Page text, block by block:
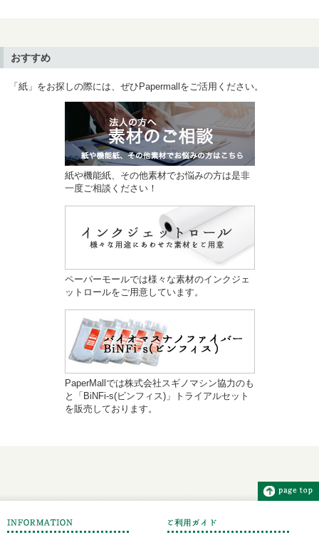
おすすめ
「紙」をお探しの際には、ぜひPapermallをご活用ください。
紙や機能紙、その他素材でお悩みの方は是非
一度ご相談ください！
ペーパーモールでは様々な素材のインクジェ
ットロールをご用意しています。
PaperMallでは株式会社スギノマシン協力のも
と「BiNFi-s(ビンフィス)」トライアルセット
を販売しております。